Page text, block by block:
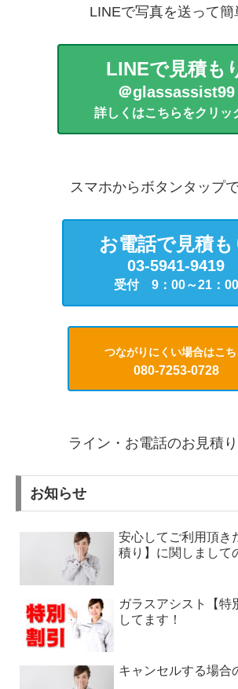
LINEで写真を送って簡
LINEで見積も
＠glassassist99
詳しくはこちらをクリッ
スマホからボタンタップ
お電話で見積も
03-5941-9419
受付 9：00～21：00
つながりにくい場合はこち
080-7253-0728
ライン・お電話のお見積
お知らせ
安心してご利用頂き
積り】に関しまして
ガラスアシスト【特
してます！
キャンセルする場合